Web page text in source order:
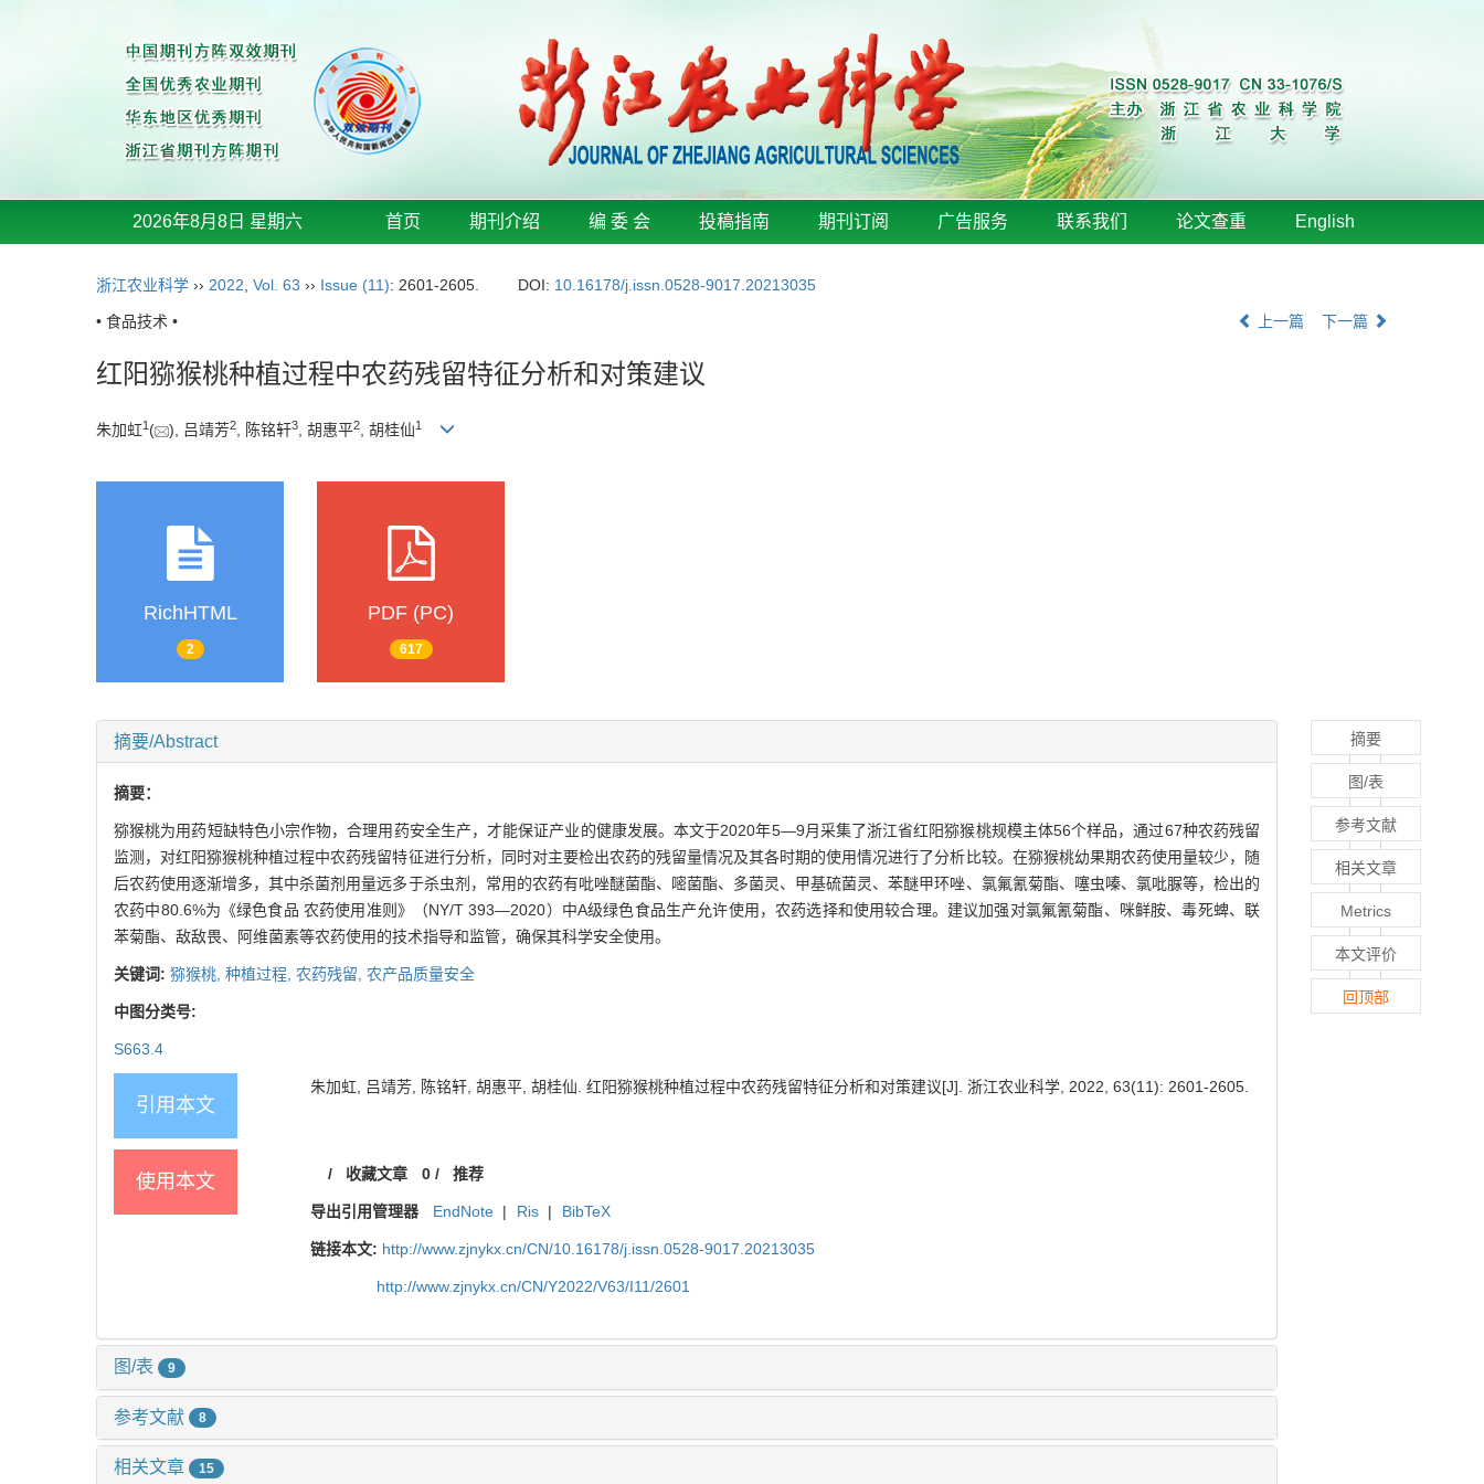
2026年8月8日 星期六 首页 期刊介绍 编 委 会 投稿指南 期刊订阅 广告服务 联系我们 论文查重 English
浙江农业科学 ›› 2022 Vol. 63 ›› Issue (11): 2601-2605. DOI: 10.16178/j.issn.0528-9017.20213035
• 食品技术 • 上一篇 下一篇
红阳猕猴桃种植过程中农药残留特征分析和对策建议
朱加虹1 ( ), 吕靖芳2, 陈铭轩3, 胡惠平2, 胡桂仙1
RichHTML
2
PDF (PC)
617
摘要/Abstract
摘要：
猕猴桃为用药短缺特色小宗作物，合理用药安全生产，才能保证产业的健康发展。本文于2020年5—9月采集了浙江省红阳猕猴桃规模主体56个样品，通过67种农药残留
监测，对红阳猕猴桃种植过程中农药残留特征进行分析，同时对主要检出农药的残留量情况及其各时期的使用情况进行了分析比较。在猕猴桃幼果期农药使用量较少，随
后农药使用逐渐增多，其中杀菌剂用量远多于杀虫剂，常用的农药有吡唑醚菌酯、嘧菌酯、多菌灵、甲基硫菌灵、苯醚甲环唑、氯氟氰菊酯、噻虫嗪、氯吡脲等，检出的
农药中80.6%为《绿色食品 农药使用准则》（NY/T 393—2020）中A级绿色食品生产允许使用，农药选择和使用较合理。建议加强对氯氟氰菊酯、咪鲜胺、毒死蜱、联
苯菊酯、敌敌畏、阿维菌素等农药使用的技术指导和监管，确保其科学安全使用。
关键词: 猕猴桃, 种植过程, 农药残留, 农产品质量安全
中图分类号:
S663.4
引用本文
朱加虹, 吕靖芳, 陈铭轩, 胡惠平, 胡桂仙. 红阳猕猴桃种植过程中农药残留特征分析和对策建议[J]. 浙江农业科学, 2022, 63(11): 2601-2605.
使用本文 / 收藏文章 0/ 推荐
导出引用管理器 EndNote | Ris | BibTeX
链接本文: http://www.zjnykx.cn/CN/10.16178/j.issn.0528-9017.20213035
http://www.zjnykx.cn/CN/Y2022/V63/I11/2601
图/表 9
参考文献 8
相关文章 15
摘要
图/表
参考文献
相关文章
Metrics
本文评价
回顶部